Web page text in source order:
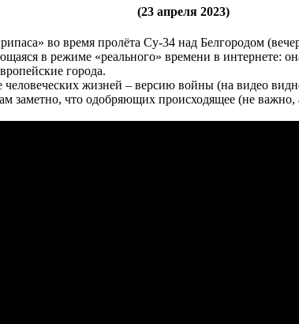
(23 апреля 2023)
во время пролёта Су-34 над Белгородом
в режиме «реального» времени в интернете:
города.
жизней – версию войны (на видео
заметно, что одобряющих происходящее (не